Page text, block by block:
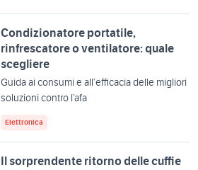
Condizionatore portatile,
rinfrescatore o ventilatore: quale
scegliere
Guida ai consumi e all’efficacia delle migliori
soluzioni contro l’afa
Elettronica
Il sorprendente ritorno delle cuffie